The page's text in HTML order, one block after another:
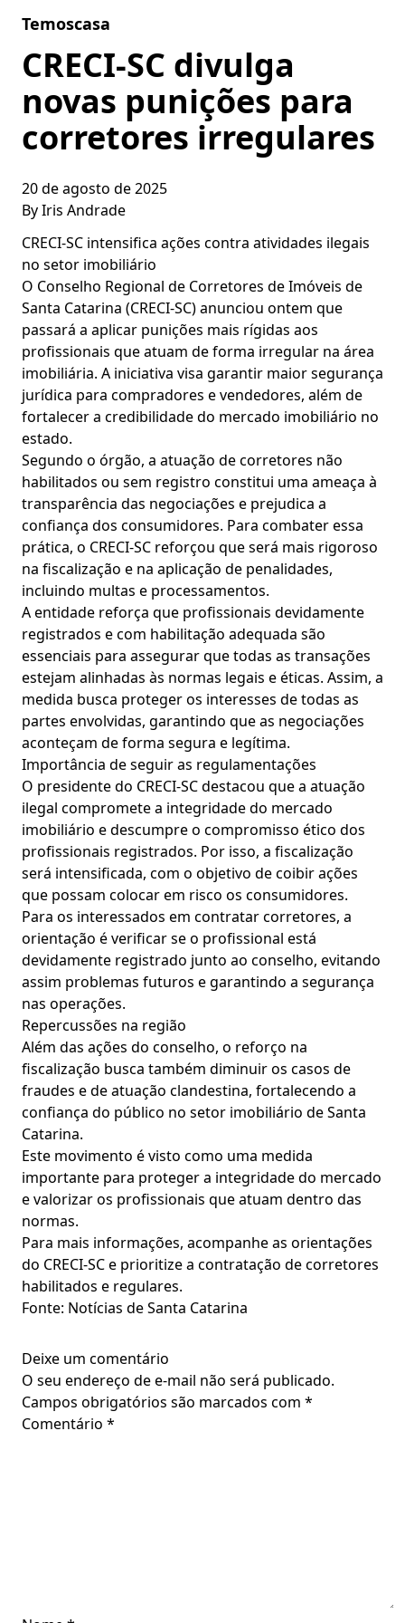
Temoscasa
CRECI-SC divulga
novas punições para
corretores irregulares
20 de agosto de 2025
ByIris Andrade
CRECI-SC intensifica ações contra atividades ilegais
no setor imobiliário
O Conselho Regional de Corretores de Imóveis de
Santa Catarina (CRECI-SC) anunciou ontem que
passará a aplicar punições mais rígidas aos
profissionais que atuam de forma irregular na área
imobiliária. A iniciativa visa garantir maior segurança
jurídica para compradores e vendedores, além de
fortalecer a credibilidade do mercado imobiliário no
estado.
Segundo o órgão, a atuação de corretores não
habilitados ou sem registro constitui uma ameaça à
transparência das negociações e prejudica a
confiança dos consumidores. Para combater essa
prática, o CRECI-SC reforçou que será mais rigoroso
na fiscalização e na aplicação de penalidades,
incluindo multas e processamentos.
A entidade reforça que profissionais devidamente
registrados e com habilitação adequada são
essenciais para assegurar que todas as transações
estejam alinhadas às normas legais e éticas. Assim, a
medida busca proteger os interesses de todas as
partes envolvidas, garantindo que as negociações
aconteçam de forma segura e legítima.
Importância de seguir as regulamentações
O presidente do CRECI-SC destacou que a atuação
ilegal compromete a integridade do mercado
imobiliário e descumpre o compromisso ético dos
profissionais registrados. Por isso, a fiscalização
será intensificada, com o objetivo de coibir ações
que possam colocar em risco os consumidores.
Para os interessados em contratar corretores, a
orientação é verificar se o profissional está
devidamente registrado junto ao conselho, evitando
assim problemas futuros e garantindo a segurança
nas operações.
Repercussões na região
Além das ações do conselho, o reforço na
fiscalização busca também diminuir os casos de
fraudes e de atuação clandestina, fortalecendo a
confiança do público no setor imobiliário de Santa
Catarina.
Este movimento é visto como uma medida
importante para proteger a integridade do mercado
e valorizar os profissionais que atuam dentro das
normas.
Para mais informações, acompanhe as orientações
do CRECI-SC e prioritize a contratação de corretores
habilitados e regulares.
Fonte: Notícias de Santa Catarina
Deixe um comentário
O seu endereço de e-mail não será publicado.
Campos obrigatórios são marcados com *
Comentário *